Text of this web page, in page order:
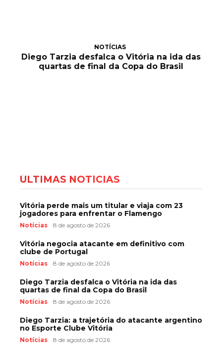
NOTÍCIAS
Diego Tarzia desfalca o Vitória na ida das
quartas de final da Copa do Brasil
ÚLTIMAS NOTÍCIAS
Vitória perde mais um titular e viaja com 23
jogadores para enfrentar o Flamengo
Notícias 8 de agosto de 2026
Vitória negocia atacante em definitivo com
clube de Portugal
Notícias 8 de agosto de 2026
Diego Tarzia desfalca o Vitória na ida das
quartas de final da Copa do Brasil
Notícias 8 de agosto de 2026
Diego Tarzia: a trajetória do atacante argentino
no Esporte Clube Vitória
Notícias 8 de agosto de 2026